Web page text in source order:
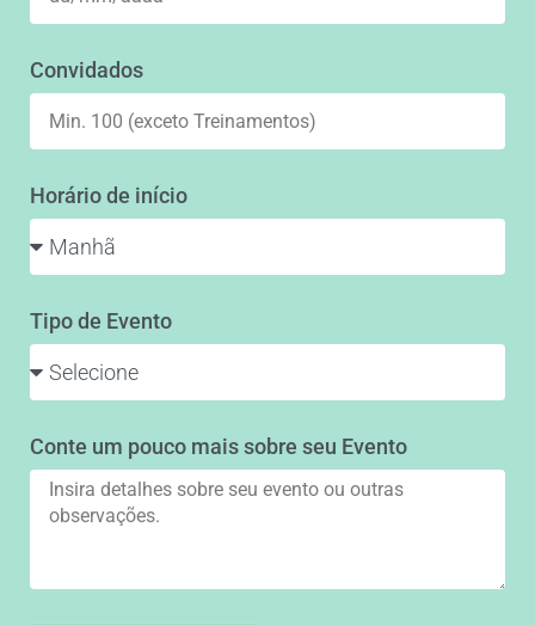
Convidados
Horário de início
Tipo de Evento
Conte um pouco mais sobre seu Evento